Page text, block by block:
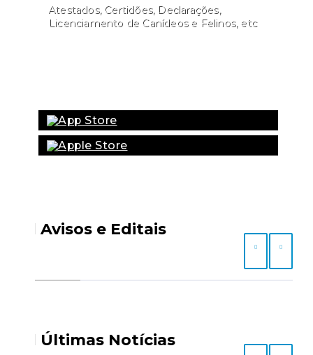
Atestados, Certidões, Declarações,
Licenciamento de Canídeos e Felinos, etc
Avisos e Editais
Últimas Notícias